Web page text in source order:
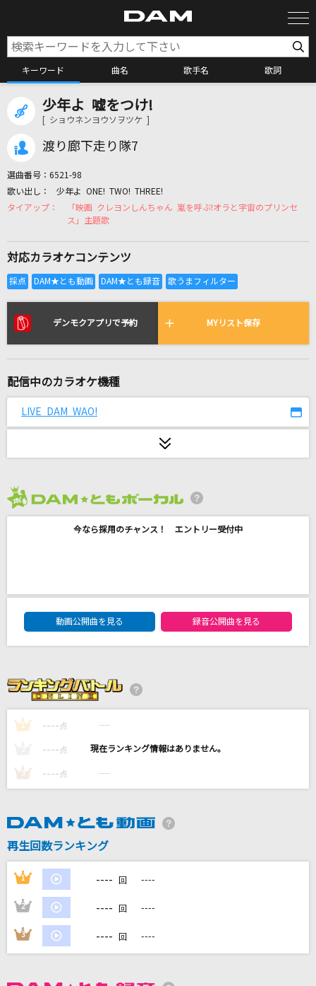
キーワード 曲名 歌手名 歌詞
カラオケ検索
カラオケリクエスト
全国りれき
リアルタイムで歌われている曲の一覧
私は最強 (ウタ from ONE PIECE FILM RED)
勇気100%
ひゅるりらぱっぱ
VALENTI
BoA
Who Killed U.N.Owen
[良音]Period
[生音]TAXI～4th LIVE TOUR ver.～
夏の終りのハーモニー
玉置浩二
硝子ドール
もえ、すなお from STAR☆ANIS
Mrs. GREEN APPLE
カラオケ最新情報をチェック！
少年よ 嘘をつけ!
[ ショウネンヨウソヲツケ ]
渡り廊下走り隊7
選曲番号： 6521-98
少年よ ONE! TWO! THREE!
「映画 クレヨンしんちゃん 嵐を呼ぶ!オラと宇宙のプリンセ
ス」主題歌
対応カラオケコンテンツ
デンモクアプリで予約 MYリスト保存
配信中のカラオケ機種
LIVE DAM WAO!
今なら採用のチャンス！ エントリー受付中
DAM★ともボーカルエントリーランキング
動画公開曲を見る
録音公開曲を見る
1 ---- 点 ----
---- 点 ----
3 ---- 点 ----
再生回数ランキング
1 ---- 回 ----
2 ---- 回 ----
3 ---- 回 ----